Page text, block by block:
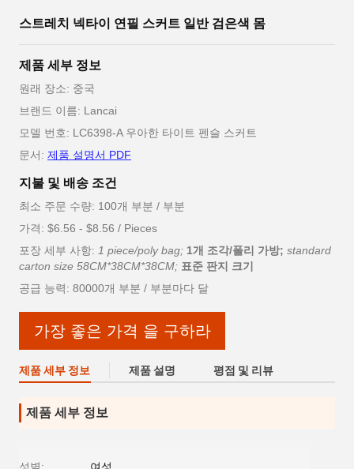
스트레치 넥타이 연필 스커트 일반 검은색 몸
제품 세부 정보
원래 장소: 중국
브랜드 이름: Lancai
모델 번호: LC6398-A 우아한 타이트 펜슬 스커트
문서: 제품 설명서 PDF
지불 및 배송 조건
최소 주문 수량: 100개 부분 / 부분
가격: $6.56 - $8.56 / Pieces
포장 세부 사항: 1 piece/poly bag; 1개 조각/폴리 가방; standard
carton size 58CM*38CM*38CM; 표준 판지 크기
공급 능력: 80000개 부분 / 부분마다 달
가장 좋은 가격 을 구하라
제품 세부 정보 제품 설명 평점 및 리뷰
제품 세부 정보